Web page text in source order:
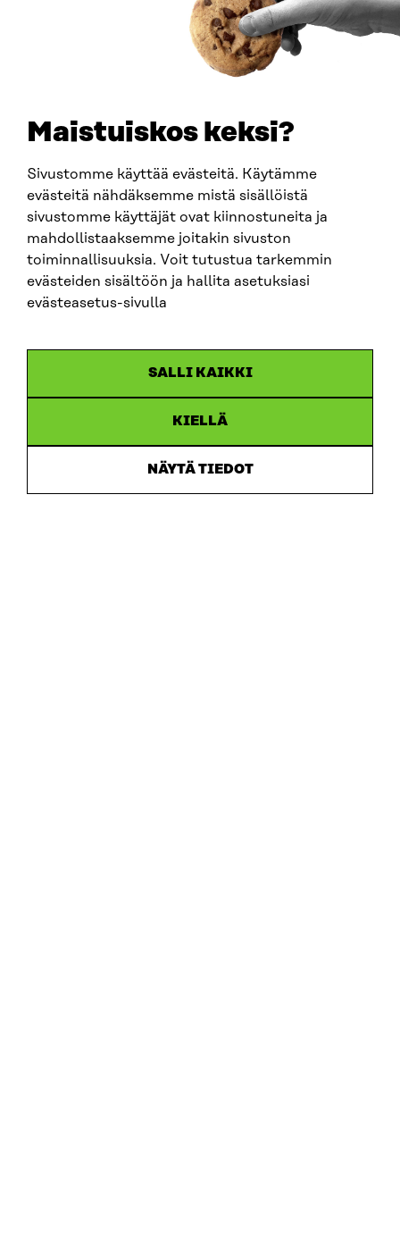
Maistuiskos keksi?
Sivustomme käyttää evästeitä. Käytämme
evästeitä nähdäksemme mistä sisällöistä
sivustomme käyttäjät ovat kiinnostuneita ja
mahdollistaaksemme joitakin sivuston
toiminnallisuuksia. Voit tutustua tarkemmin
evästeiden sisältöön ja hallita asetuksiasi
evästeasetus-sivulla
SALLI KAIKKI
KIELLÄ
NÄYTÄ TIEDOT
ARTIKKELI
China shock 2.0 – Eurooppa havahtuu liian hitaasti
Kiinan järjestelmävaltaan